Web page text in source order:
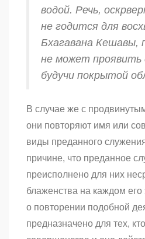
водой. Речь,
не годится для
Бхагавана Кешавы,
не может проявить
будучи покрытой
В случае же с
они повторяют имя или
виды преданного
причине, что преданное
преисполнено для них
блаженства на каждом
о повторении подобной
предназначено для тех,